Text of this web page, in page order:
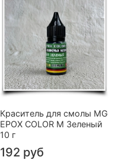
Краситель для смолы MG
EPOX COLOR M Зеленый
10 г
192 руб